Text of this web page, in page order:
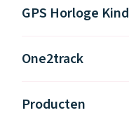
GPS Horloge Kind
One2track
Producten